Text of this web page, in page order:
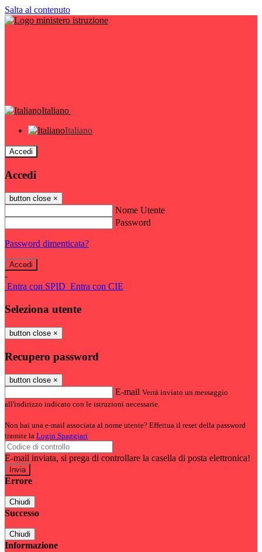
Salta al contenuto
Italiano
Italiano
Accedi
Accedi
button close ×
Nome Utente
Password
Password dimenticata?
-
Entra con SPID Entra con CIE
Seleziona utente
button close ×
Recupero password
button close ×
E-mail Verrà inviato un messaggio
all'indirizzo indicato con le istruzioni necessarie.
Non hai una e-mail associata al nome utente? Effettua il reset della password
tramite la Login Spaggiari
E-mail inviata, si prega di controllare la casella di posta elettronica!
Errore
Chiudi
Successo
Chiudi
Informazione